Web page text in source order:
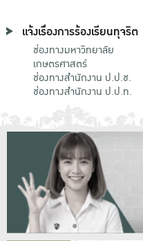
แจ้งเรื่องการร้องเรียนทุจริต
ช่องทางมหาวิทยาลัย
เกษตรศาสตร์
ช่องทางสำนักงาน ป.ป.ช.
ช่องทางสำนักงาน ป.ป.ท.